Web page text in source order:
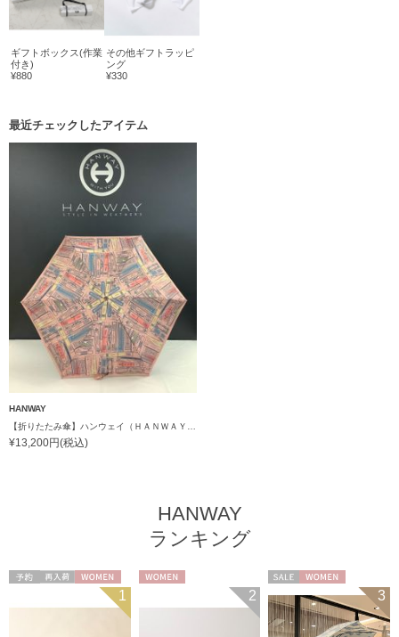
ギフトボックス(作業
付き)
¥880
その他ギフトラッピ
ング
¥330
最近チェックしたアイテム
HANWAY
¥13,200円(税込)
HANWAY
ランキング
WOMEN 1 2 3